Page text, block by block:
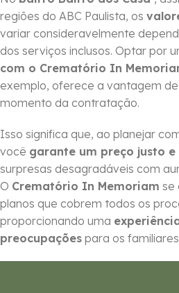
regiões do ABC Paulista, os
variar consideravelmente
dos serviços inclusos. Optar por
com o Crematório In
exemplo, oferece a vantagem de
momento da contratação.
Isso significa que, ao planejar
você garante um preço justo e
surpresas desagradáveis com
O Crematório In Memoriam se
planos que cobrem todos os
proporcionando uma
preocupações para os